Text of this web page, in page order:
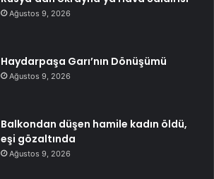
Ağustos 9, 2026
Haydarpaşa Garı’nın Dönüşümü
Ağustos 9, 2026
Balkondan düşen hamile kadın öldü,
eşi gözaltında
Ağustos 9, 2026